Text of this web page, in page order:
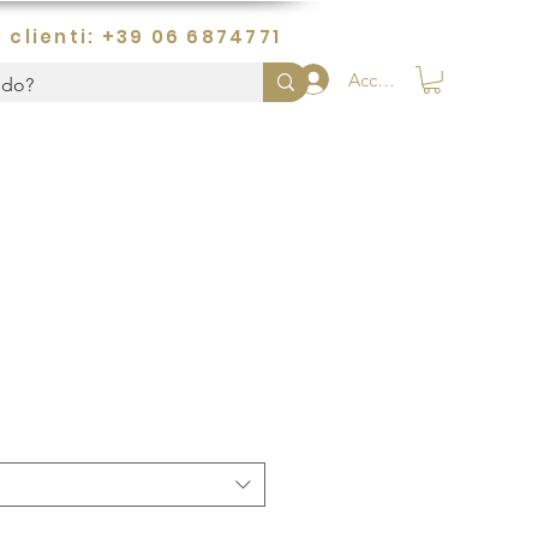
+39 06 6874771
Accedi